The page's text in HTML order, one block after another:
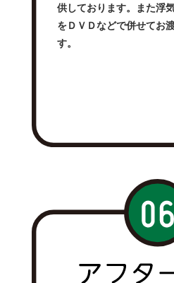
供しております。また浮
をＤＶＤなどで併せてお
す。